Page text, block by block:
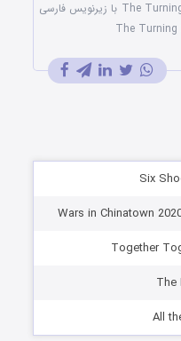
فیلم The Turning 2020 با زیرنویس فارسی